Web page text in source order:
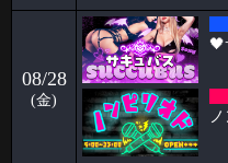
2026-04-01
🥳3月女子抽選🥳
🦋🉐女性様特典🉐🦋 🤩3月の抽選
2026-03-30
初めての全裸露出オナニー
08/28
(金)
🖤